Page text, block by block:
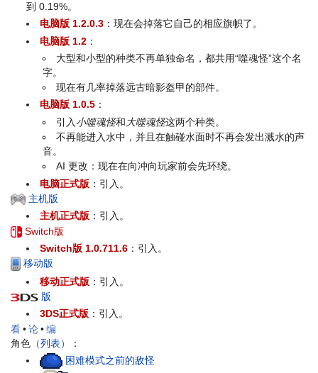
到 0.19%。
电脑版 1.2.0.3 ：现在会掉落它自己的相应旗帜了。
电脑版 1.2 ：
大型和小型的种类不再单独命名，都共用“噬魂怪”这个名
字。
现在有几率掉落远古暗影盔甲的部件。
电脑版 1.0.5 ：
引入 小噬魂怪和大噬魂怪这两个种类。
不再能进入水中，并且在触碰水面时不再会发出溅水的声
音。
AI 更改：现在在向冲向玩家前会先环绕。
电脑正式版 ：引入。
主机版
主机正式版 ：引入。
Switch版
Switch版 1.0.711.6 ：引入。
移动版
移动正式版 ：引入。
版
3DS正式版 ：引入。
看•论•编
角色 （列表）
：
困难模式之前的敌怪